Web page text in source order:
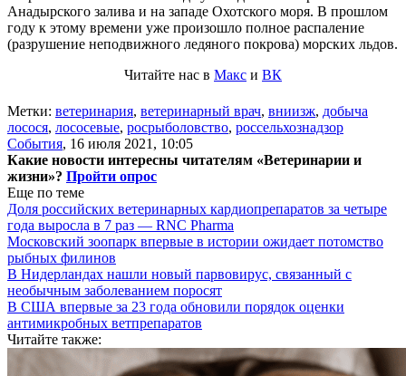
Анадырского залива и на западе Охотского моря. В прошлом
году к этому времени уже произошло полное распаление
(разрушение неподвижного ледяного покрова) морских льдов.
Читайте нас в Макс и ВК
Метки: ветеринария, ветеринарный врач, вниизж, добыча
лосося, лососевые, росрыболовство, россельхознадзор
События, 16 июля 2021, 10:05
Какие новости интересны читателям «Ветеринарии и
жизни»? Пройти опрос
Еще по теме
Доля российских ветеринарных кардиопрепаратов за четыре
года выросла в 7 раз — RNC Pharma
Московский зоопарк впервые в истории ожидает потомство
рыбных филинов
В Нидерландах нашли новый парвовирус, связанный с
необычным заболеванием поросят
В США впервые за 23 года обновили порядок оценки
антимикробных ветпрепаратов
Читайте также: